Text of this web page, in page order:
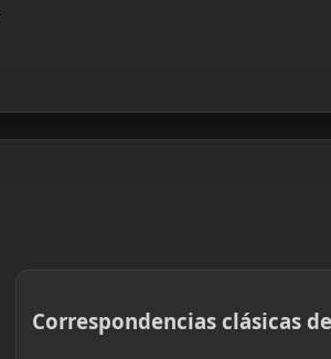
Correspondencias clásicas